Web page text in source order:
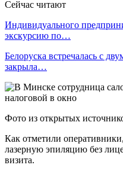
Сейчас читают
Индивидуального
экскурсию по…
Белоруска встречалась с
закрыла…
Фото из открытых
Как отметили
лазерную эпиляцию без
визита.